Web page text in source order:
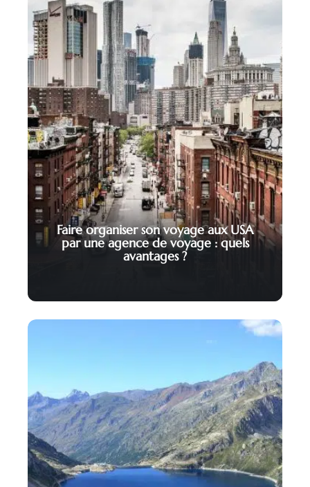
Faire organiser son voyage aux USA
par une agence de voyage : quels
avantages ?